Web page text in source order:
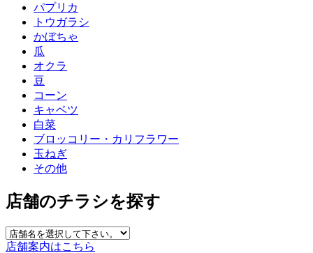
パプリカ
トウガラシ
かぼちゃ
瓜
オクラ
豆
コーン
キャベツ
白菜
ブロッコリー・カリフラワー
玉ねぎ
その他
店舗のチラシを探す
店舗案内はこちら